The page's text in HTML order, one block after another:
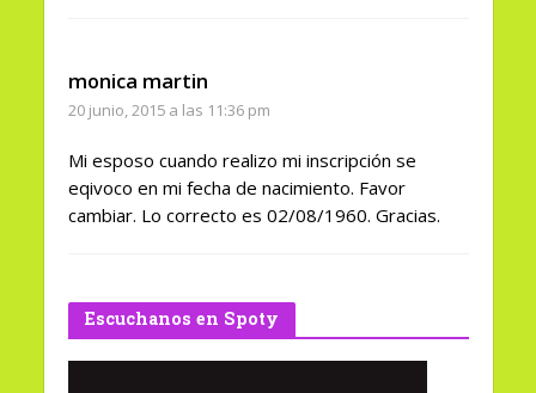
monica martin
20 junio, 2015 a las 11:36 pm
Mi esposo cuando realizo mi inscripción se
eqivoco en mi fecha de nacimiento. Favor
cambiar. Lo correcto es 02/08/1960. Gracias.
Escuchanos en Spoty